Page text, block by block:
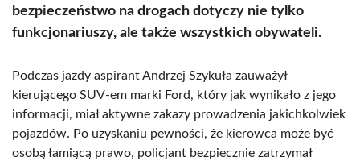
bezpieczeństwo na drogach dotyczy nie tylko
funkcjonariuszy, ale także wszystkich obywateli.
Podczas jazdy aspirant Andrzej Szykuła zauważył
kierującego SUV-em marki Ford, który jak wynikało z jego
informacji, miał aktywne zakazy prowadzenia jakichkolwiek
pojazdów. Po uzyskaniu pewności, że kierowca może być
osobą łamiącą prawo, policjant bezpiecznie zatrzymał